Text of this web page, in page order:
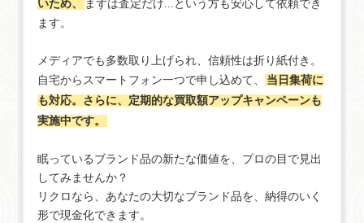
いため、
まずは査定だけ...という方も安心して依頼でき
ます。
メディアでも多数取り上げられ、信頼性は折り紙付き。
自宅からスマートフォン一つで申し込めて、
当日集荷に
も対応。さらに、定期的な買取額アップキャンペーンも
実施中です。
眠っているブランド品の新たな価値を、プロの目で見出
してみませんか？
リクロなら、あなたの大切なブランド品を、納得のいく
形で現金化できます。